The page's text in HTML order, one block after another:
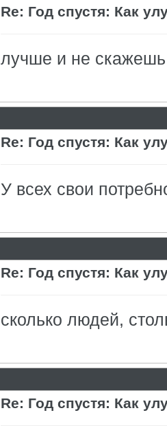
Re: Год спустя: Как
лучше и не
Re: Год спустя: Как
У всех свои
Re: Год спустя: Как
сколько людей,
Re: Год спустя: Как